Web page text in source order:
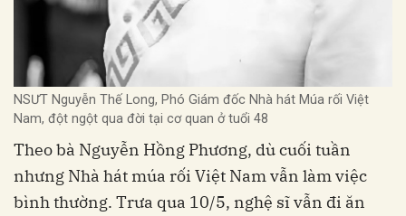
NSƯT Nguyễn Thế Long, Phó Giám đốc Nhà hát Múa rối Việt
Nam, đột ngột qua đời tại cơ quan ở tuổi 48
Theo bà Nguyễn Hồng Phương, dù cuối tuần
nhưng Nhà hát múa rối Việt Nam vẫn làm việc
bình thường. Trưa qua 10/5, nghệ sĩ vẫn đi ăn